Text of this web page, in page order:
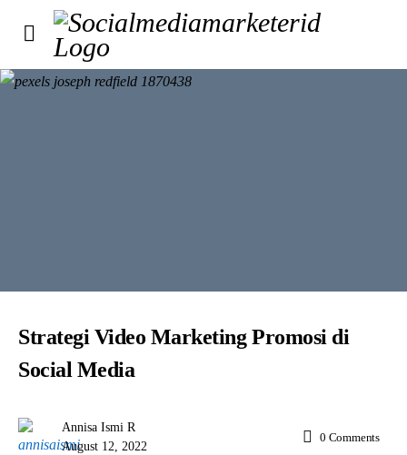
Strategi Video Marketing Promosi di
Social Media
Annisa Ismi R
August 12, 2022
0 Comments